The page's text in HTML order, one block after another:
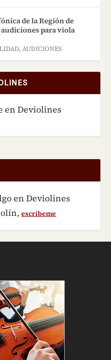
de la Región de
para viola
,AUDICIONES
en Deviolines
en Deviolines
escríbeme